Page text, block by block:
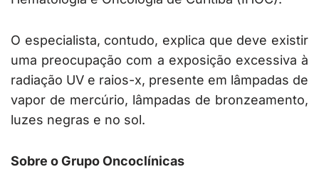
O especialista, contudo, explica que deve existir
uma preocupação com a exposição excessiva à
radiação UV e raios-x, presente em lâmpadas de
vapor de mercúrio, lâmpadas de bronzeamento,
luzes negras e no sol.
Sobre o Grupo Oncoclínicas